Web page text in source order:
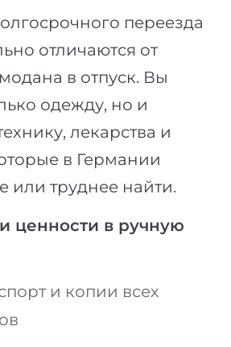
переезда
отличаются от
в отпуск. Вы
одежду, но и
лекарства и
в Германии
или труднее найти.
ценности в ручную
и копии всех